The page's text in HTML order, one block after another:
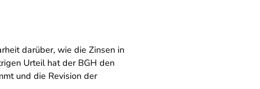
darüber, wie die Zinsen in
Urteil hat der BGH den
und die Revision der